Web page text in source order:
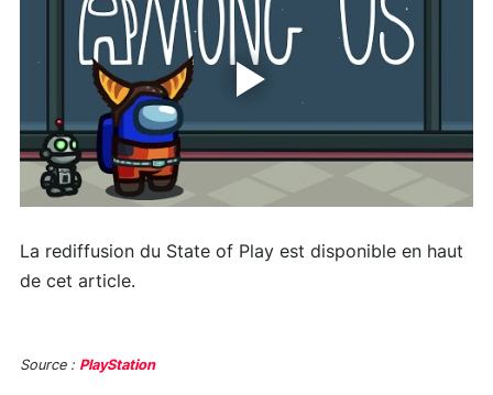
La rediffusion du State of Play est disponible en haut
de cet article.
Source : PlayStation